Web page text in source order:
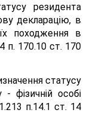
резидента
декларацію, в
походження в
п. 170.10 ст. 170
статусу
фізичній особі
п.14.1 ст. 14